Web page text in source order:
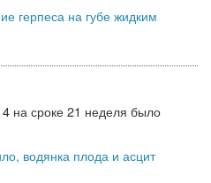
герпеса на губе жидким
на сроке 21 неделя было
водянка плода и асцит